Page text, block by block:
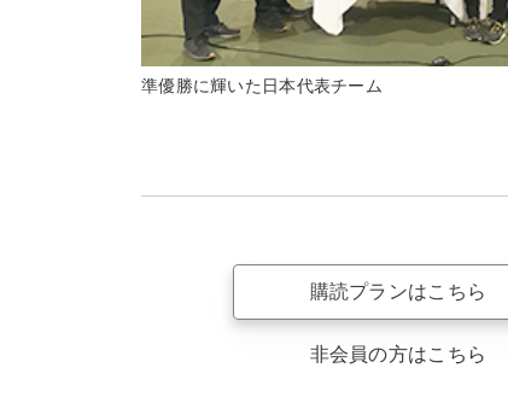
準優勝に輝いた日本代表チーム
購読プランはこちら
非会員の方はこちら